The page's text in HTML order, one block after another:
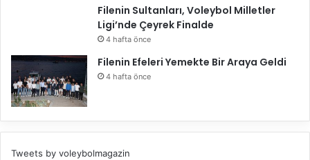
Filenin Sultanları, Voleybol Milletler
Ligi’nde Çeyrek Finalde
4 hafta önce
Filenin Efeleri Yemekte Bir Araya Geldi
4 hafta önce
Tweets by voleybolmagazin